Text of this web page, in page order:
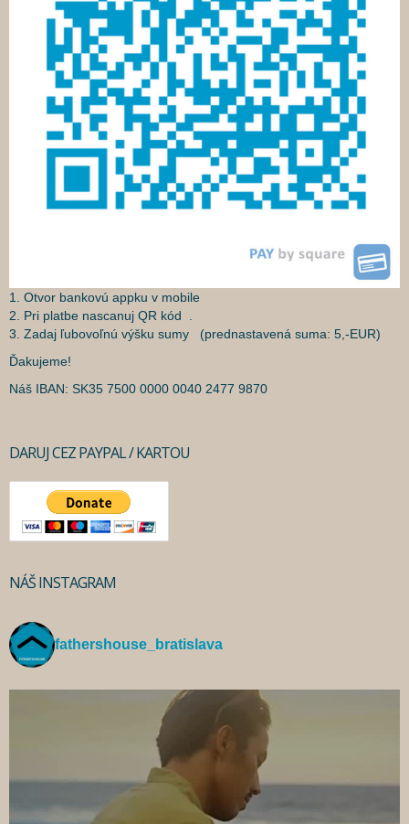
1. Otvor bankovú appku v mobile
2. Pri platbe nascanuj QR kód .
3. Zadaj ľubovoľnú výšku sumy (prednastavená suma: 5,-EUR)
Ďakujeme!
Náš IBAN: SK35 7500 0000 0040 2477 9870
DARUJ CEZ PAYPAL / KARTOU
NÁŠ INSTAGRAM
fathershouse_bratislava